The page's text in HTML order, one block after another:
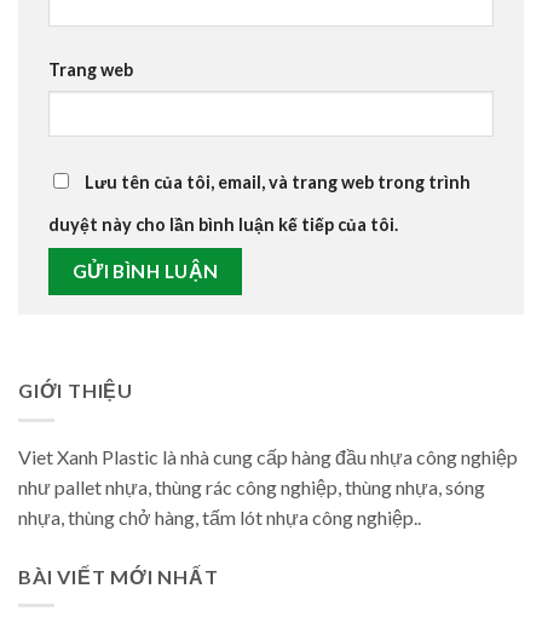
Trang web
Lưu tên của tôi, email, và trang web trong trình
duyệt này cho lần bình luận kế tiếp của tôi.
GIỚI THIỆU
Viet Xanh Plastic là nhà cung cấp hàng đầu nhựa công nghiệp
như pallet nhựa, thùng rác công nghiệp, thùng nhựa, sóng
nhựa, thùng chở hàng, tấm lót nhựa công nghiệp..
BÀI VIẾT MỚI NHẤT